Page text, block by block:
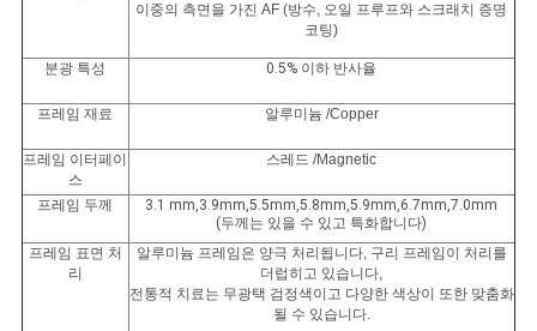
POLICY
이중의 측면을 가진 AF (방수, 오일 프루프와 스크래치 증명
코팅)
분광 특성 0.5% 이하 반사율
프레임 재료 알루미늄 /Copper
프레임 이터페이
스
스레드 /Magnetic
프레임 두께
3.1 mm,3.9mm,5.5mm,5.8mm,5.9mm,6.7mm,7.0mm
(두께는 있을 수 있고 특화합니다)
프레임 표면 처
리
알루미늄 프레임은 양극 처리됩니다, 구리 프레임이 처리를
더럽히고 있습니다,
전통적 치료는 무광택 검정색이고 다양한 색상이 또한 맞춤화
될 수 있습니다.